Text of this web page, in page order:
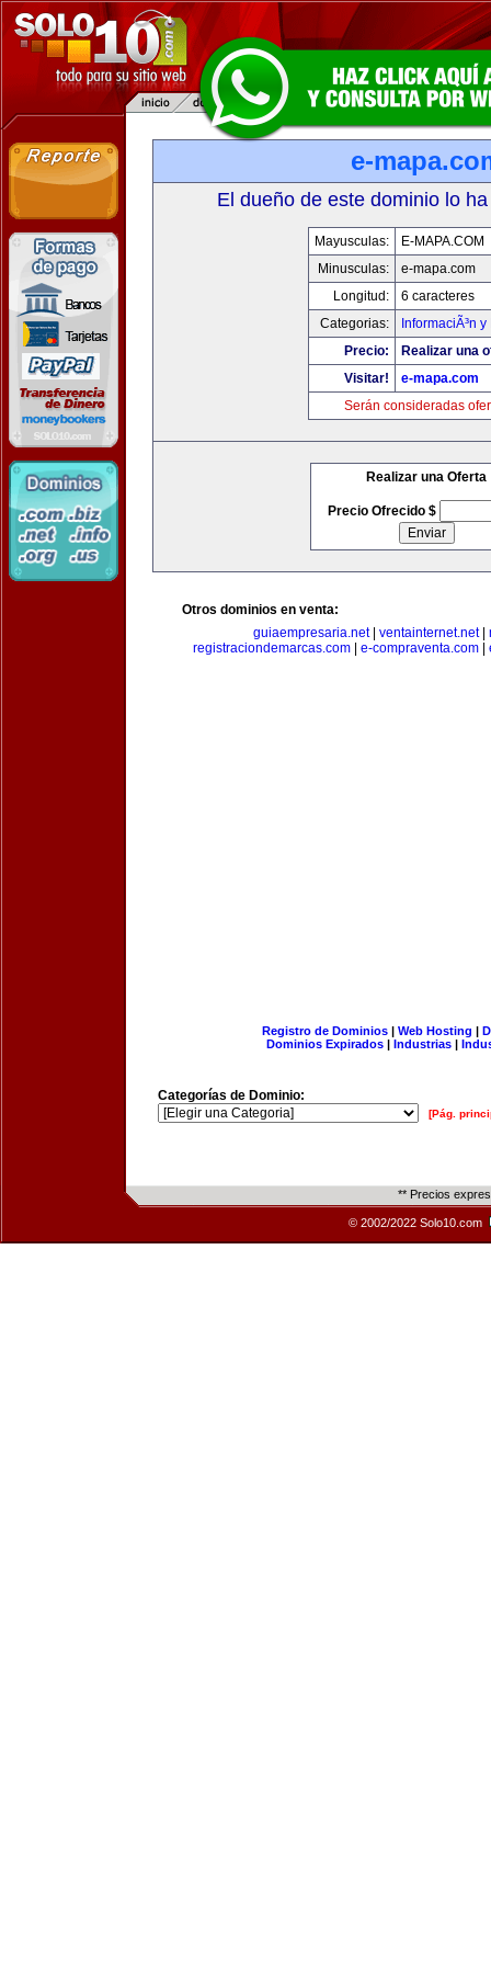
e-
El dueño de este dominio lo
Mayusculas:
E-MAPA.COM
Minusculas:
e-mapa.com
Longitud:
6 caracteres
Categorias:
InformaciÃ³n
Precio:
Realizar una
Visitar!
e-mapa.com
Serán consideradas
Realizar una Oferta
Precio Ofrecido $
Otros dominios en venta:
guiaempresaria.net| ventainternet.net|
registraciondemarcas.com| e-compraventa.com|
Registro de Dominios| Web Hosting |
Dominios Expirados | Industrias |
Categorías de Dominio:
[Pág.
** Precios
© 2002/2022 Solo10.com